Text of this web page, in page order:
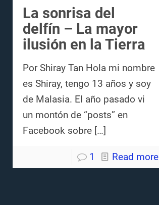
La sonrisa del
delfín – La mayor
ilusión en la Tierra
Por Shiray Tan Hola mi nombre
es Shiray, tengo 13 años y soy
de Malasia. El año pasado vi
un montón de “posts” en
Facebook sobre […]
1 Read more